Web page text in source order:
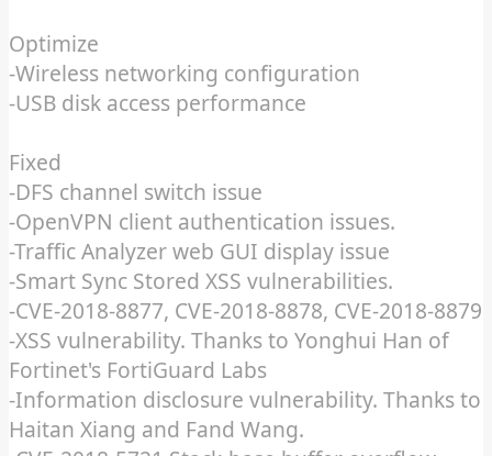
Optimize
-Wireless networking configuration
-USB disk access performance
Fixed
-DFS channel switch issue
-OpenVPN client authentication issues.
-Traffic Analyzer web GUI display issue
-Smart Sync Stored XSS vulnerabilities.
-CVE-2018-8877, CVE-2018-8878, CVE-2018-8879
-XSS vulnerability. Thanks to Yonghui Han of
Fortinet's FortiGuard Labs
-Information disclosure vulnerability. Thanks to
Haitan Xiang and Fand Wang.